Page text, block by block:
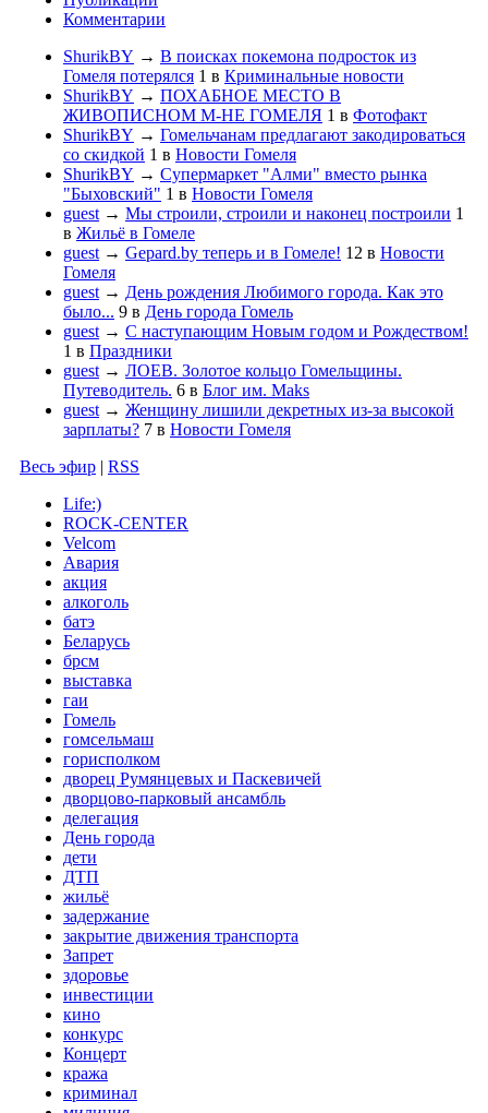
Комментарии
ShurikBY → В поисках покемона подросток из
Гомеля потерялся 1 в Криминальные новости
ShurikBY → ПОХАБНОЕ МЕСТО В
ЖИВОПИСНОМ М-НЕ ГОМЕЛЯ 1 в Фотофакт
ShurikBY → Гомельчанам предлагают закодироваться
со скидкой 1 в Новости Гомеля
ShurikBY → Супермаркет "Алми" вместо рынка
"Быховский" 1 в Новости Гомеля
guest → Мы строили, строили и наконец построили 1
в Жильё в Гомеле
guest → Gepard.by теперь и в Гомеле! 12 в Новости
Гомеля
guest → День рождения Любимого города. Как это
было... 9 в День города Гомель
guest → С наступающим Новым годом и Рождеством!
1 в Праздники
guest → ЛОЕВ. Золотое кольцо Гомельщины.
Путеводитель. 6 в Блог им. Maks
guest → Женщину лишили декретных из-за высокой
зарплаты? 7 в Новости Гомеля
Весь эфир | RSS
Life:)
ROCK-CENTER
Velcom
Авария
акция
алкоголь
батэ
Беларусь
брсм
выставка
гаи
Гомель
гомсельмаш
горисполком
дворец Румянцевых и Паскевичей
дворцово-парковый ансамбль
делегация
День города
дети
ДТП
жильё
задержание
закрытие движения транспорта
Запрет
здоровье
инвестиции
кино
конкурс
Концерт
кража
криминал